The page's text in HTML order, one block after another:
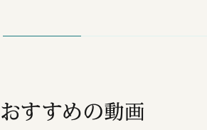
おすすめの動画